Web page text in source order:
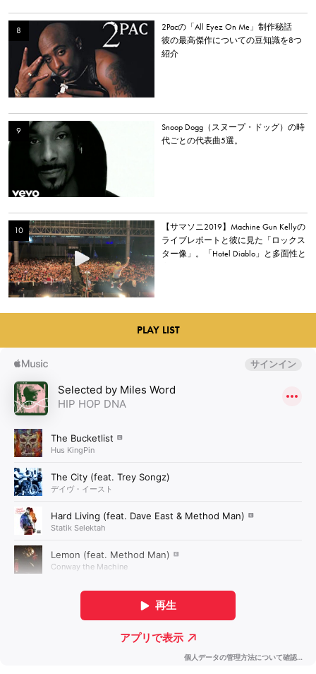
2Pacの「All Eyez On Me」制作秘話
彼の最高傑作についての豆知識を8つ
紹介
Snoop Dogg（スヌープ・ドッグ）の時
代ごとの代表曲5選。
【サマソニ2019】Machine Gun Kellyの
ライブレポートと彼に見た「ロックス
ター像」。「Hotel Diablo」と多面性と
PLAY LIST